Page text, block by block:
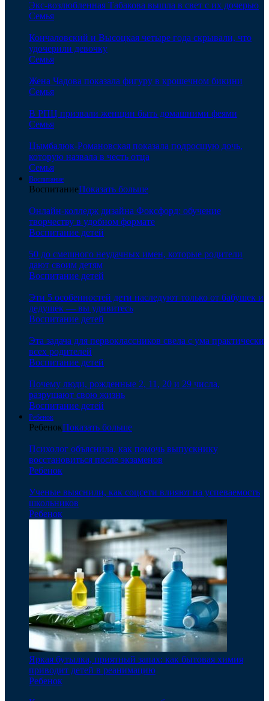
Экс-возлюбленная Табакова вышла в свет с их дочерью
Семья
Кончаловский и Высоцкая четыре года скрывали, что
удочерили девочку
Семья
Жена Чадова показала фигуру в крошечном бикини
Семья
В РПЦ призвали женщин быть домашними феями
Семья
Цымбалюк-Романовская показала подросшую дочь,
которую назвала в честь отца
Семья
Воспитание
ВоспитаниеПоказать больше
Онлайн-колледж дизайна Фоксфорд: обучение
творчеству в удобном формате
Воспитание детей
50 до смешного неудачных имен, которые родители
дают своим детям
Воспитание детей
Эти 5 особенностей дети наследуют только от бабушек и
дедушек — вы удивитесь
Воспитание детей
Эта задача для первоклассников свела с ума практически
всех родителей
Воспитание детей
Почему люди, рожденные 2, 11, 20 и 29 числа,
разрушают свою жизнь
Воспитание детей
Ребенок
РебенокПоказать больше
Психолог объяснила, как помочь выпускнику
восстановиться после экзаменов
Ребенок
Ученые выяснили, как соцсети влияют на успеваемость
школьников
Ребенок
Яркая бутылка, приятный запах: как бытовая химия
приводит детей в реанимацию
Ребенок